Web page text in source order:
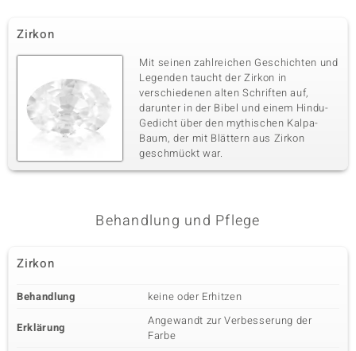
Zirkon
Mit seinen zahlreichen Geschichten und
Legenden taucht der Zirkon in
verschiedenen alten Schriften auf,
darunter in der Bibel und einem Hindu-
Gedicht über den mythischen Kalpa-
Baum, der mit Blättern aus Zirkon
geschmückt war.
Behandlung und Pflege
Zirkon
Behandlung keine oder Erhitzen
Erklärung
Angewandt zur Verbesserung der
Farbe